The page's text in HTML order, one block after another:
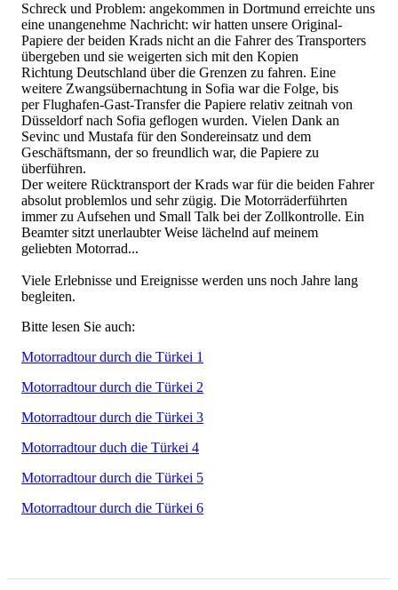
Schreck und Problem: angekommen in Dortmund erreichte uns
eine unangenehme Nachricht: wir hatten unsere Original-
Papiere der beiden Krads nicht an die Fahrer des Transporters
übergeben und sie weigerten sich mit den Kopien
Richtung Deutschland über die Grenzen zu fahren. Eine
weitere Zwangsübernachtung in Sofia war die Folge, bis
per Flughafen-Gast-Transfer die Papiere relativ zeitnah von
Düsseldorf nach Sofia geflogen wurden. Vielen Dank an
Sevinc und Mustafa für den Sondereinsatz und dem
Geschäftsmann, der so freundlich war, die Papiere zu
überführen.
Der weitere Rücktransport der Krads war für die beiden Fahrer
absolut problemlos und sehr zügig. Die Motorräderführten
immer zu Aufsehen und Small Talk bei der Zollkontrolle. Ein
Beamter sitzt unerlaubter Weise lächelnd auf meinem
geliebten Motorrad...
Viele Erlebnisse und Ereignisse werden uns noch Jahre lang
begleiten.
Bitte lesen Sie auch:
Motorradtour durch die Türkei 1
Motorradtour durch die Türkei 2
Motorradtour durch die Türkei 3
Motorradtour duch die Türkei 4
Motorradtour durch die Türkei 5
Motorradtour durch die Türkei 6